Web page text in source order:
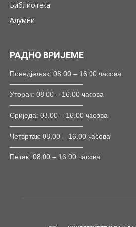
Библиотека
Алумни
РАДНО ВРИЈЕМЕ
Понедјељак: 08.00 – 16.00 часова
——————————–
Уторак: 08.00 – 16.00 часова
——————————–
Сриједа: 08.00 – 16.00 часова
——————————–
Четвртак: 08.00 – 16.00 часова
——————————–
Петак: 08.00 – 16.00 часова